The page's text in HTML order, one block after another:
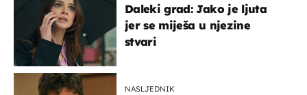
Daleki grad: Jako je ljuta
jer se miješa u njezine
stvari
NASLJEDNIK